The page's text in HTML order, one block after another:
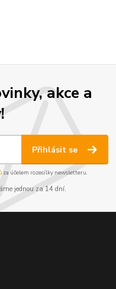
akce a
Přihlásit se
za účelem rozesílky newsletteru.
jednou za 14 dní.